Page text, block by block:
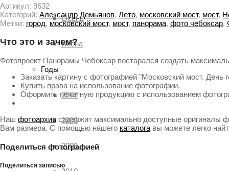
Осень
Весна
Годы
2007
2008
2009
Артикул: 9632
Категорий: Александр Демьянов, Лето, московский мост, мост,
Метки: город, московский мост, мост, панорама, фото чебоксар,
Что это и зачем?
Фотопроект Панорамы Чебоксар постарался создать
Заказать картину с фотографией "Московский мост. День
Купить права на использование фотографии.
Оформить печатную продукцию с использованием
Наш фотоархив содержит максимально доступные оригиналы
Вам размера. С помощью нашего каталога вы можете легко
Поделиться фотографией
Поделиться записью